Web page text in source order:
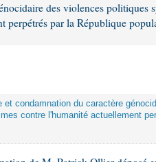
des violences politiques
perpétrés par la République
et condamnation du caractère
contre l'humanité actuellement